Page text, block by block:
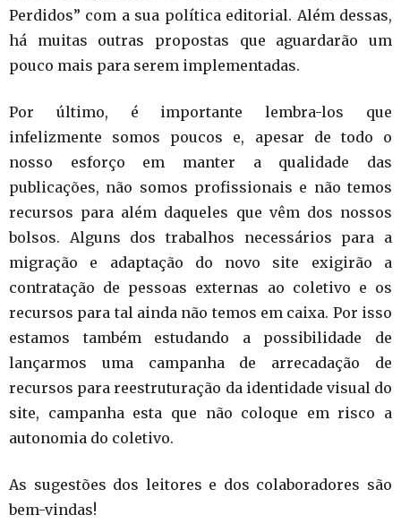
Perdidos” com a sua política editorial. Além dessas,
há muitas outras propostas que aguardarão um
pouco mais para serem implementadas.
Por último, é importante lembra-los que
infelizmente somos poucos e, apesar de todo o
nosso esforço em manter a qualidade das
publicações, não somos profissionais e não temos
recursos para além daqueles que vêm dos nossos
bolsos. Alguns dos trabalhos necessários para a
migração e adaptação do novo site exigirão a
contratação de pessoas externas ao coletivo e os
recursos para tal ainda não temos em caixa. Por isso
estamos também estudando a possibilidade de
lançarmos uma campanha de arrecadação de
recursos para reestruturação da identidade visual do
site, campanha esta que não coloque em risco a
autonomia do coletivo.
As sugestões dos leitores e dos colaboradores são
bem-vindas!